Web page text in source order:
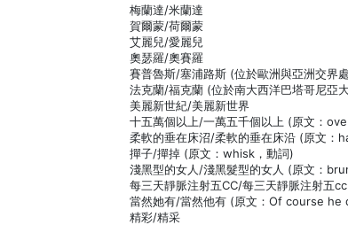
梅蘭達/米蘭達
賀爾蒙/荷爾蒙
艾麗兒/愛麗兒
奧瑟羅/奧賽羅
賽普魯斯/塞浦路斯 (位於歐洲與亞洲交界
法克蘭/福克蘭 (位於南大西洋巴塔哥尼亞
美麗新世紀/美麗新世界
十五萬個以上/一萬五千個以上 (原文：
柔軟的垂在床沼/柔軟的垂在床沿 (原文
撣子/撣掉 (原文：whisk，動詞)
淺黑型的女人/淺黑髮型的女人 (原文：
每三天靜脈注射五CC/每三天靜脈注射五cc
當然她有/當然他有 (原文：Of course he
精彩/精采